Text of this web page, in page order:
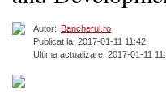
Autor: Bancherul.ro
Publicat la: 2017-01-11 11:42
Ultima actualizare: 2017-01-11